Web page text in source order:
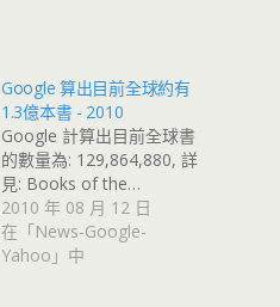
Google 算出目前全球約有
1.3億本書 - 2010
Google 計算出目前全球書
的數量為: 129,864,880, 詳
見: Books of the…
2010 年 08 月 12 日
在「News-Google-
Yahoo」中